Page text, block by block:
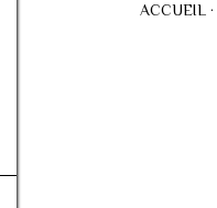
ACCUEIL